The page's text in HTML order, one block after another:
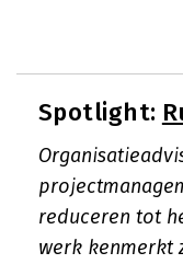
Spotlight:
reduceren tot
werk kenmerkt